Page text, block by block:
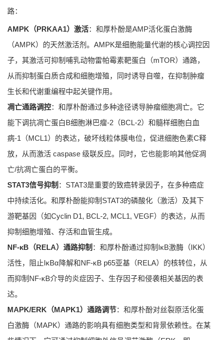
路：
AMPK（PRKAA1）激活：和厚朴酚是AMP活化蛋白激酶
（AMPK）的天然激活剂。AMPK是细胞能量代谢的核心调控因
子，其激活可抑制哺乳动物雷帕霉素靶蛋白（mTOR）通路，
从而抑制蛋白质合成和细胞增殖，同时诱导自噬，在抑制肿瘤
生长和代谢重编程中起关键作用。
凋亡通路调控：和厚朴酚通过多种途径诱导肿瘤细胞凋亡。它
能下调抗凋亡蛋白B细胞淋巴瘤-2（BCL-2）和髓样细胞白血
病-1（MCL1）的表达，破坏线粒体膜电位，促进细胞色素C释
放，从而激活 caspase 级联反应。同时，它也能影响其他促凋
亡/抗凋亡蛋白的平衡。
STAT3信号抑制 ：STAT3是重要的致癌转录因子，在多种癌症
中持续活化。和厚朴酚能抑制STAT3的磷酸化（激活）及其下
游靶基因（如Cyclin D1, BCL-2, MCL1, VEGF）的表达，从而
抑制细胞增殖、存活和血管生成。
NF-κB（RELA）通路抑制 ：和厚朴酚通过抑制IκB激酶（IKK）
活性，阻止IκBα降解和NF-κB p65亚基（RELA）的核转位，从
而抑制NF-κB介导的炎症因子、生存因子和侵袭相关基因的表
达。
MAPK/ERK（MAPK1）通路调节：和厚朴酚对丝裂原活化蛋
白激酶（MAPK）通路的影响具有细胞类型和背景依赖性。在某